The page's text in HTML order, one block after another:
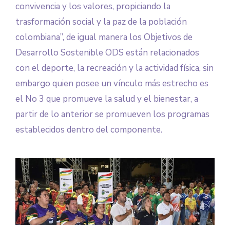
convivencia y los valores, propiciando la
trasformación social y la paz de la población
colombiana”, de igual manera los Objetivos de
Desarrollo Sostenible ODS están relacionados
con el deporte, la recreación y la actividad física, sin
embargo quien posee un vínculo más estrecho es
el No 3 que promueve la salud y el bienestar, a
partir de lo anterior se promueven los programas
establecidos dentro del componente.